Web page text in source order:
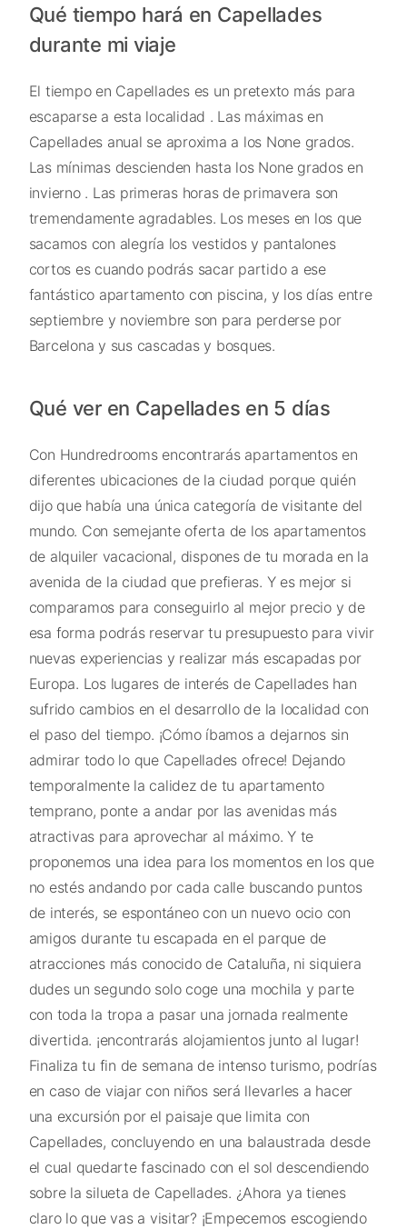
Qué tiempo hará en Capellades
durante mi viaje
El tiempo en Capellades es un pretexto más para
escaparse a esta localidad . Las máximas en
Capellades anual se aproxima a los None grados.
Las mínimas descienden hasta los None grados en
invierno . Las primeras horas de primavera son
tremendamente agradables. Los meses en los que
sacamos con alegría los vestidos y pantalones
cortos es cuando podrás sacar partido a ese
fantástico apartamento con piscina, y los días entre
septiembre y noviembre son para perderse por
Barcelona y sus cascadas y bosques.
Qué ver en Capellades en 5 días
Con Hundredrooms encontrarás apartamentos en
diferentes ubicaciones de la ciudad porque quién
dijo que había una única categoría de visitante del
mundo. Con semejante oferta de los apartamentos
de alquiler vacacional, dispones de tu morada en la
avenida de la ciudad que prefieras. Y es mejor si
comparamos para conseguirlo al mejor precio y de
esa forma podrás reservar tu presupuesto para vivir
nuevas experiencias y realizar más escapadas por
Europa. Los lugares de interés de Capellades han
sufrido cambios en el desarrollo de la localidad con
el paso del tiempo. ¡Cómo íbamos a dejarnos sin
admirar todo lo que Capellades ofrece! Dejando
temporalmente la calidez de tu apartamento
temprano, ponte a andar por las avenidas más
atractivas para aprovechar al máximo. Y te
proponemos una idea para los momentos en los que
no estés andando por cada calle buscando puntos
de interés, se espontáneo con un nuevo ocio con
amigos durante tu escapada en el parque de
atracciones más conocido de Cataluña, ni siquiera
dudes un segundo solo coge una mochila y parte
con toda la tropa a pasar una jornada realmente
divertida. ¡encontrarás alojamientos junto al lugar!
Finaliza tu fin de semana de intenso turismo, podrías
en caso de viajar con niños será llevarles a hacer
una excursión por el paisaje que limita con
Capellades, concluyendo en una balaustrada desde
el cual quedarte fascinado con el sol descendiendo
sobre la silueta de Capellades. ¿Ahora ya tienes
claro lo que vas a visitar? ¡Empecemos escogiendo